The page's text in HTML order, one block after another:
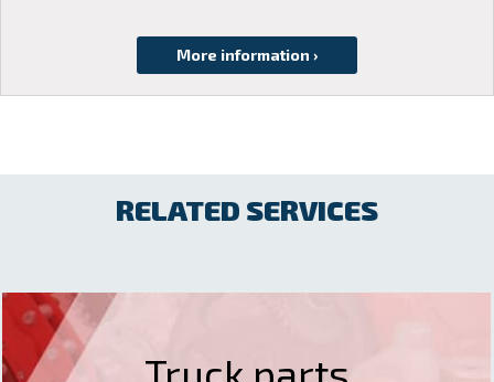
RELATED SERVICES
Truck parts